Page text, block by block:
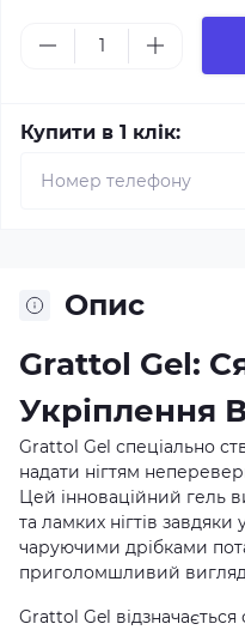
Купити в 1 клік:
Опис
Grattol Gel:
Укріплення
Grattol Gel спеціально
надати нігтям
Цей інноваційний гель
та ламких нігтів завдяки
чаруючими дрібками
приголомшливий
Grattol Gel